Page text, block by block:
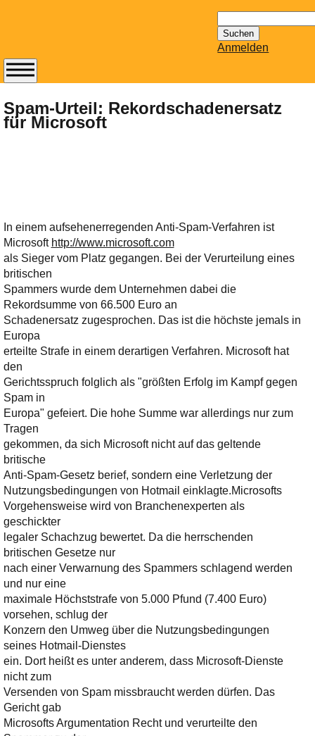
nach:
Anmelden
Spam-Urteil: Rekordschadenersatz
für Microsoft
In einem aufsehenerregenden Anti-Spam-Verfahren ist
Microsoft http://www.microsoft.com
als Sieger vom Platz gegangen. Bei der Verurteilung eines
britischen
Spammers wurde dem Unternehmen dabei die
Rekordsumme von 66.500 Euro an
Schadenersatz zugesprochen. Das ist die höchste jemals in
Europa
erteilte Strafe in einem derartigen Verfahren. Microsoft hat
den
Gerichtsspruch folglich als "größten Erfolg im Kampf gegen
Spam in
Europa" gefeiert. Die hohe Summe war allerdings nur zum
Tragen
gekommen, da sich Microsoft nicht auf das geltende
britische
Anti-Spam-Gesetz berief, sondern eine Verletzung der
Nutzungsbedingungen von Hotmail einklagte.Microsofts
Vorgehensweise wird von Branchenexperten als
geschickter
legaler Schachzug bewertet. Da die herrschenden
britischen Gesetze nur
nach einer Verwarnung des Spammers schlagend werden
und nur eine
maximale Höchststrafe von 5.000 Pfund (7.400 Euro)
vorsehen, schlug der
Konzern den Umweg über die Nutzungsbedingungen
seines Hotmail-Dienstes
ein. Dort heißt es unter anderem, dass Microsoft-Dienste
nicht zum
Versenden von Spam missbraucht werden dürfen. Das
Gericht gab
Microsofts Argumentation Recht und verurteilte den
Abonnieren Sie den
14-tägig
erscheinenden
bereithält!
Wie z.B. Outlook,
GMail, Thunderbird
oder auch
KuNoMail, usw.
Ihre E-Mail
Adresse:
E-Mail
E-Mail bestätigen